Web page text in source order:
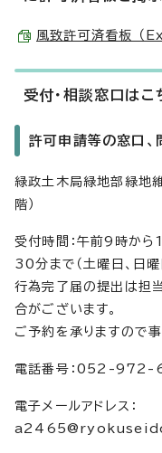
風致許可済看板 （
受付・相談窓口はこ
許可申請等の窓口、
緑政土木局緑地部緑地
階）
受付時間：午前9時か
30分まで（土曜日、日曜
行為完了届の提出は担
合がございます。
ご予約を承りますので
電話番号：052-
電子メールアドレス：